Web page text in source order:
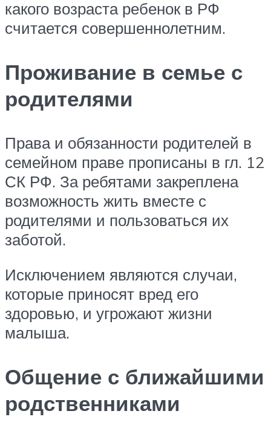
какого возраста ребенок в РФ
считается совершеннолетним.
Проживание в семье с
родителями
Права и обязанности родителей в
семейном праве прописаны в гл. 12
СК РФ. За ребятами закреплена
возможность жить вместе с
родителями и пользоваться их
заботой.
Исключением являются случаи,
которые приносят вред его
здоровью, и угрожают жизни
малыша.
Общение с ближайшими
родственниками